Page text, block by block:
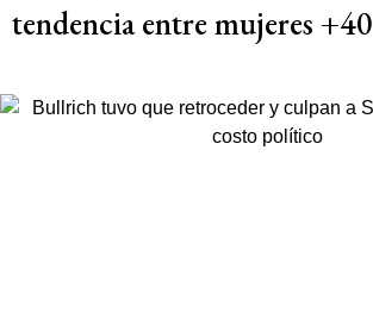
tendencia entre mujeres +40